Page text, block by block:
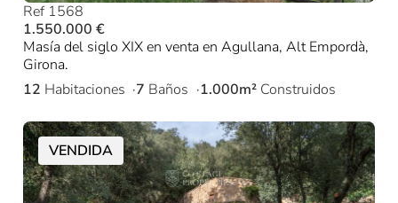
Ref 1568
1.550.000 €
Masía del siglo XIX en venta en Agullana, Alt Empordà,
Girona.
12 Habitaciones 7 Baños 1.000m² Construidos
VENDIDA